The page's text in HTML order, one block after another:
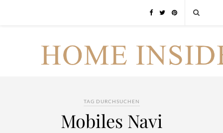
TAG DURCHSUCHEN
Mobiles Navi